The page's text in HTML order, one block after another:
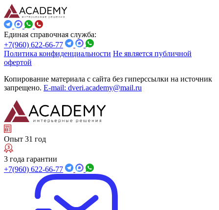
Единая справочная служба:
+7(960) 622-66-77
Политика конфиденциальности Не является публичной
офертой
Копирование материала с сайта без гиперссылки на источник
запрещено. E-mail: dveri.academy@mail.ru
Опыт 31 год
3 года гарантии
+7(960) 622-66-77